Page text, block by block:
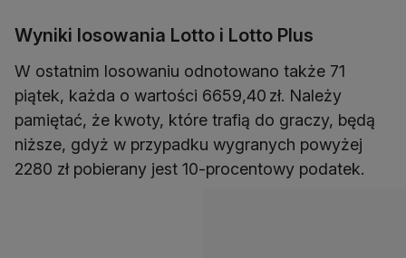
Wyniki losowania Lotto i Lotto Plus
W ostatnim losowaniu odnotowano także 71
piątek, każda o wartości 6659,40 zł. Należy
pamiętać, że kwoty, które trafią do graczy, będą
niższe, gdyż w przypadku wygranych powyżej
2280 zł pobierany jest 10-procentowy podatek.